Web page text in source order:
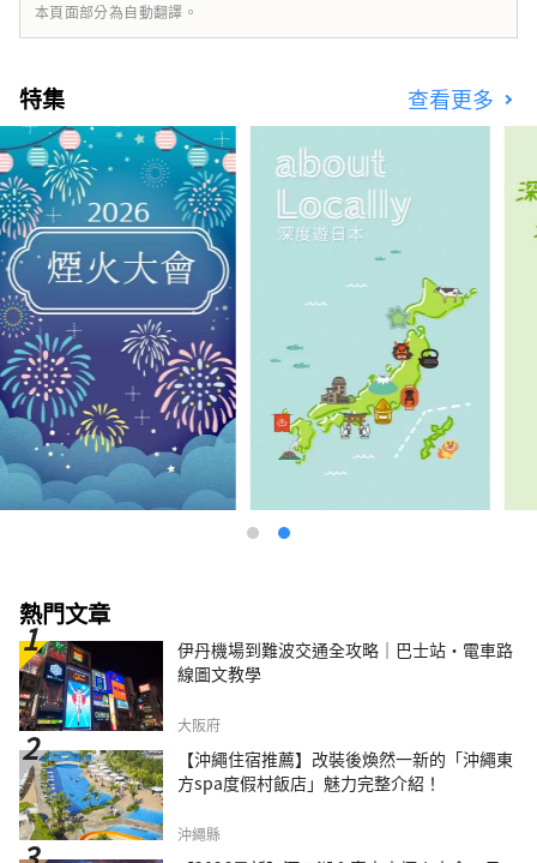
本頁面部分為自動翻譯。
特集 查看更多
熱門文章
伊丹機場到難波交通全攻略｜巴士站・電車路
線圖文教學
大阪府
【沖繩住宿推薦】改裝後煥然一新的「沖繩東
方spa度假村飯店」魅力完整介紹！
沖繩縣